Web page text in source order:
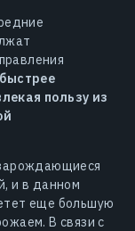
пользу из
и в данном
еще большую
В связи с